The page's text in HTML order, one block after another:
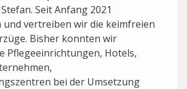
Seit Anfang 2021
und vertreiben wir die keimfreien
Bisher konnten wir
Pflegeeinrichtungen, Hotels,
bei der Umsetzung